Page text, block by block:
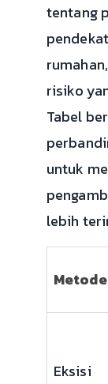
tentang
risiko
Tabel
untuk
lebih
Metode
Eksisi